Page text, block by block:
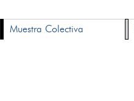
Muestra Colectiva